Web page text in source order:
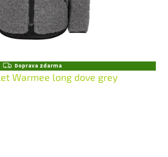
Z
D
A
Doprava zdarma
Warmee long dove grey